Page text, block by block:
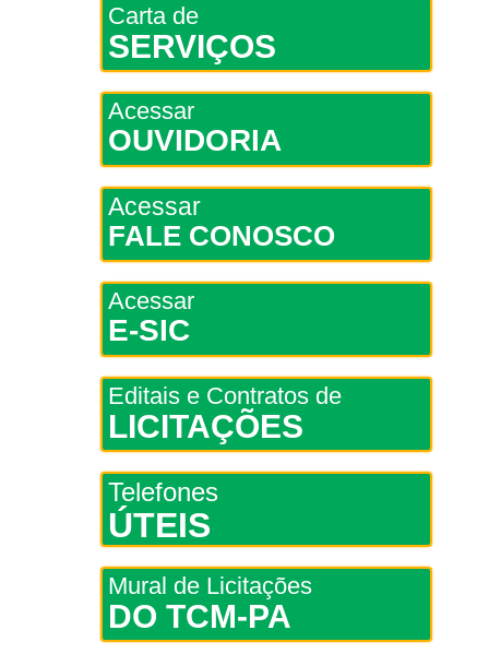
Carta de
SERVIÇOS
Acessar
OUVIDORIA
Acessar
FALE CONOSCO
Acessar
E-SIC
Editais e Contratos de
LICITAÇÕES
Telefones
ÚTEIS
Mural de Licitações
DO TCM-PA